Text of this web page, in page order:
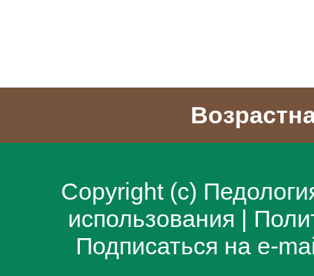
Copyright (c)
использования |
Подписаться на e-